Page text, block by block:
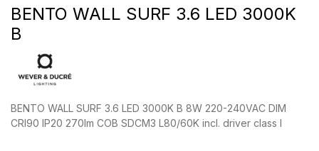
BENTO WALL SURF 3.6 LED 3000K
B
BENTO WALL SURF 3.6 LED 3000K B 8W 220-240VAC DIM
CRI90 IP20 270lm COB SDCM3 L80/60K incl. driver class I